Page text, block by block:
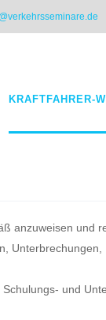
KRAFTFAHRER-
anzuweisen und
und